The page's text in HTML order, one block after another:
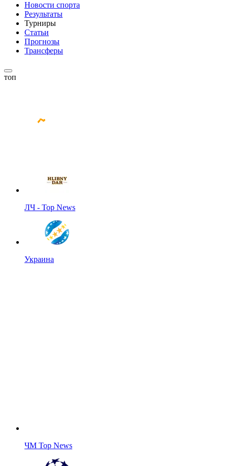
Новости спорта
Результаты
Турниры
Статьи
Прогнозы
Трансферы
топ
ЛЧ - Top News
Украина
ЧМ Top News